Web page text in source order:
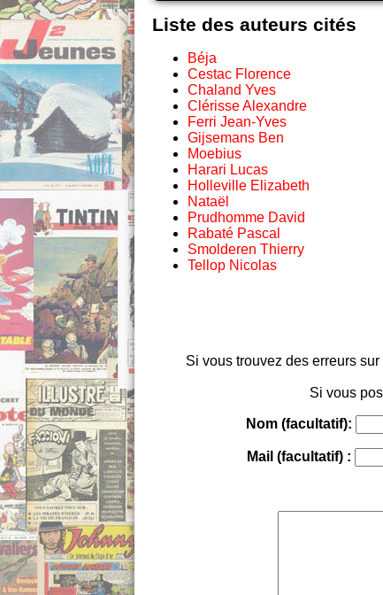
Liste des auteurs cités
Béja
Cestac Florence
Chaland Yves
Clérisse Alexandre
Ferri Jean-Yves
Gijsemans Ben
Moebius
Harari Lucas
Holleville Elizabeth
Nataël
Prudhomme David
Rabaté Pascal
Smolderen Thierry
Tellop Nicolas
Si vous trouvez des erreurs
Si vous
Nom (facultatif):
Mail (facultatif) :